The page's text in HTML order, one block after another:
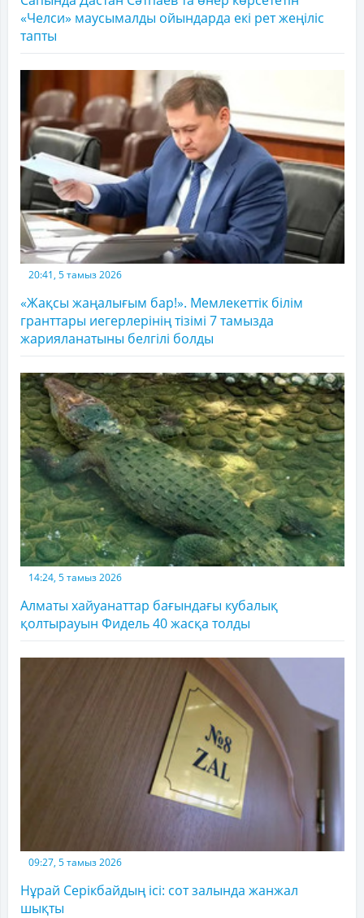
«Челси» маусымалды ойындарда екі рет жеңіліс
тапты
20:41, 5 тамыз 2026
«Жақсы жаңалығым бар!». Мемлекеттік білім
гранттары иегерлерінің тізімі 7 тамызда
жарияланатыны белгілі болды
14:24, 5 тамыз 2026
Алматы хайуанаттар бағындағы кубалық
қолтырауын Фидель 40 жасқа толды
09:27, 5 тамыз 2026
Нұрай Серікбайдың ісі: сот залында жанжал
шықты